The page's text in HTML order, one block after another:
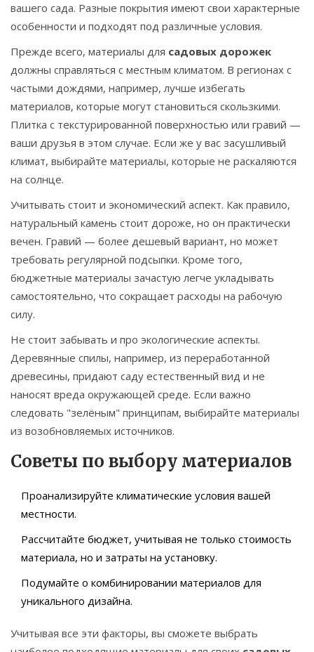
вашего сада. Разные покрытия имеют свои характерные
особенности и подходят под различные условия.
Прежде всего, материалы для садовых дорожек
должны справляться с местным климатом. В регионах с
частыми дождями, например, лучше избегать
материалов, которые могут становиться скользкими.
Плитка с текстурированной поверхностью или гравий —
ваши друзья в этом случае. Если же у вас засушливый
климат, выбирайте материалы, которые не раскаляются
на солнце.
Учитывать стоит и экономический аспект. Как правило,
натуральный камень стоит дороже, но он практически
вечен. Гравий — более дешевый вариант, но может
требовать регулярной подсыпки. Кроме того,
бюджетные материалы зачастую легче укладывать
самостоятельно, что сокращает расходы на рабочую
силу.
Не стоит забывать и про экологические аспекты.
Деревянные спилы, например, из переработанной
древесины, придают саду естественный вид и не
наносят вреда окружающей среде. Если важно
следовать "зелёным" принципам, выбирайте материалы
из возобновляемых источников.
Советы по выбору материалов
Проанализируйте климатические условия вашей
местности.
Рассчитайте бюджет, учитывая не только стоимость
материала, но и затраты на установку.
Подумайте о комбинировании материалов для
уникального дизайна.
Учитывая все эти факторы, вы сможете выбрать